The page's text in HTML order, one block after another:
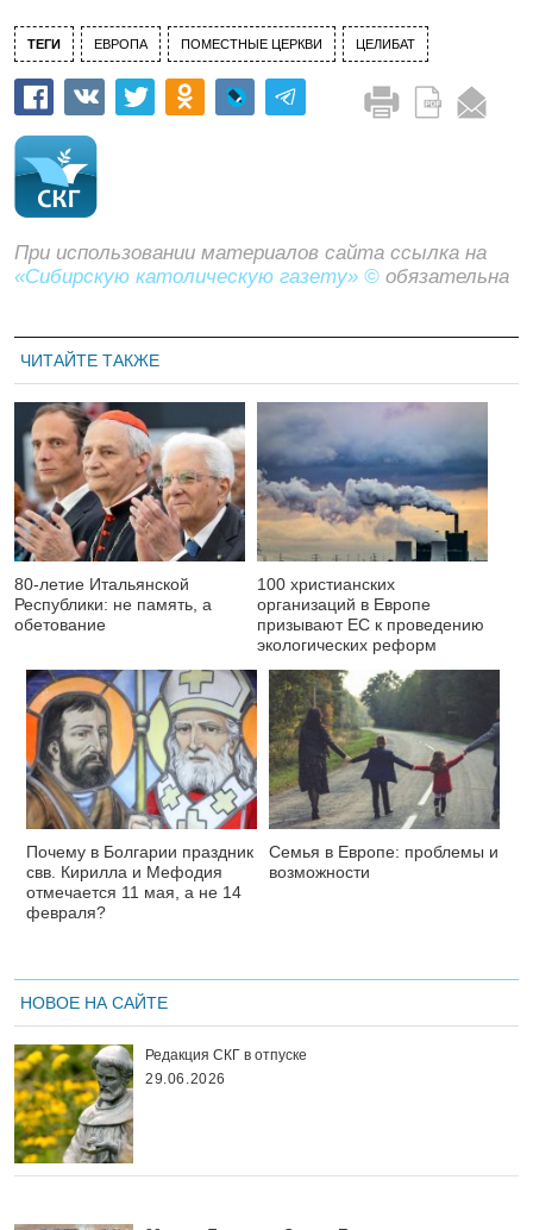
ТЕГИ ЕВРОПА ПОМЕСТНЫЕ ЦЕРКВИ ЦЕЛИБАТ
При использовании материалов сайта ссылка на
«Сибирскую католическую газету» © обязательна
ЧИТАЙТЕ ТАКЖЕ
80-летие Итальянской
Республики: не память, а
обетование
100 христианских
организаций в Европе
призывают ЕС к проведению
экологических реформ
Почему в Болгарии праздник
свв. Кирилла и Мефодия
отмечается 11 мая, а не 14
февраля?
Семья в Европе: проблемы и
возможности
НОВОЕ НА САЙТЕ
Редакция СКГ в отпуске
29.06.2026